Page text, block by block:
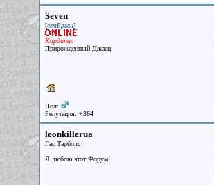
Seven
[семЁрыш]
Кардинал
Прирожденный Джаец
Пол:
Репутация: +364
leonkillerua
Гас Тарболс
Я люблю этот Форум!